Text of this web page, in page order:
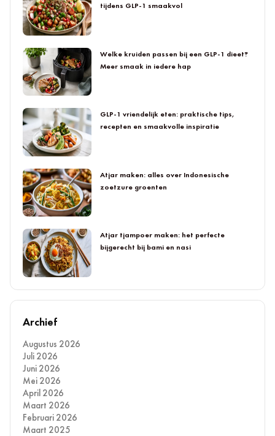
tijdens GLP-1 smaakvol
Welke kruiden passen bij een GLP-1 dieet?
Meer smaak in iedere hap
GLP-1 vriendelijk eten: praktische tips,
recepten en smaakvolle inspiratie
Atjar maken: alles over Indonesische
zoetzure groenten
Atjar tjampoer maken: het perfecte
bijgerecht bij bami en nasi
Archief
Augustus 2026
Juli 2026
Juni 2026
Mei 2026
April 2026
Maart 2026
Februari 2026
Maart 2025